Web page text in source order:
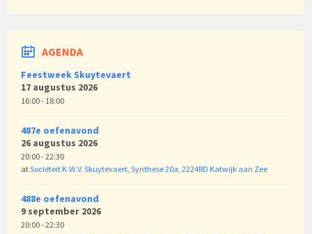
AGENDA
Feestweek Skuytevaert
17 augustus 2026
16:00 - 18:00
487e oefenavond
26 augustus 2026
20:00 - 22:30
atSociëteit K.W.V. Skuytevaert, Synthese 20a, 2224RD Katwijk aan Zee
488e oefenavond
9 september 2026
20:00 - 22:30